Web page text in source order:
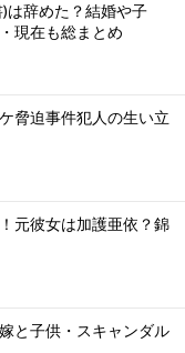
は辞めた？結婚や子
現在も総まとめ
脅迫事件犯人の生い立
元彼女は加護亜依？錦
と子供・スキャンダル